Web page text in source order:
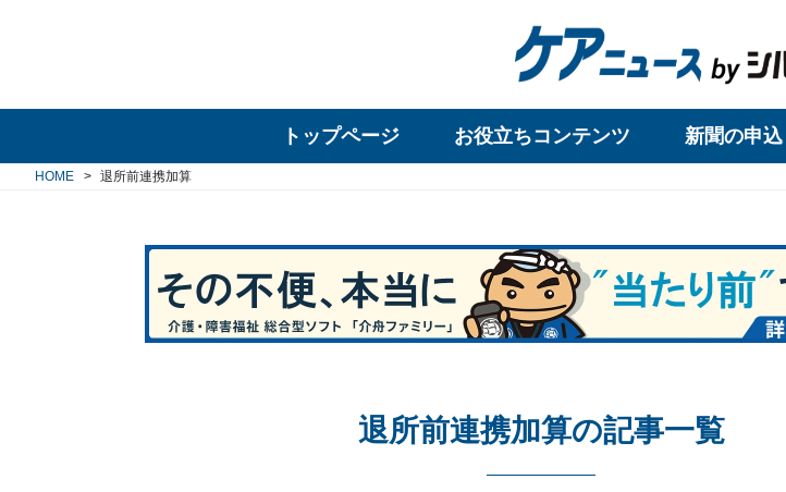
トップページ お役立ちコンテンツ 新聞の申込
HOME 退所前連携加算
退所前連携加算の記事一覧